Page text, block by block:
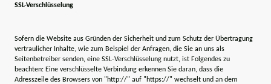
SSL-Verschlüsselung
Sofern die Website aus Gründen der Sicherheit und zum Schutz der Übertragung
vertraulicher Inhalte, wie zum Beispiel der Anfragen, die Sie an uns als
Seitenbetreiber senden, eine SSL-Verschlüsselung nutzt, ist Folgendes zu
beachten: Eine verschlüsselte Verbindung erkennen Sie daran, dass die
Adresszeile des Browsers von "http://" auf "https://" wechselt und an dem